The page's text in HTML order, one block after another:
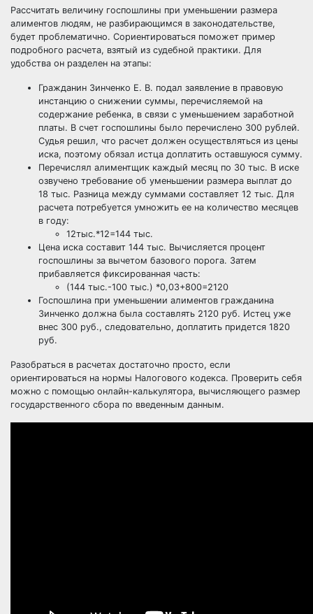
Рассчитать величину госпошлины при уменьшении размера
алиментов людям, не разбирающимся в законодательстве,
будет проблематично. Сориентироваться поможет пример
подробного расчета, взятый из судебной практики. Для
удобства он разделен на этапы:
Гражданин Зинченко Е. В. подал заявление в правовую
инстанцию о снижении суммы, перечисляемой на
содержание ребенка, в связи с уменьшением заработной
платы. В счет госпошлины было перечислено 300 рублей.
Судья решил, что расчет должен осуществляться из цены
иска, поэтому обязал истца доплатить оставшуюся сумму.
Перечислял алиментщик каждый месяц по 30 тыс. В иске
озвучено требование об уменьшении размера выплат до
18 тыс. Разница между суммами составляет 12 тыс. Для
расчета потребуется умножить ее на количество месяцев
в году:
12тыс.*12=144 тыс.
Цена иска составит 144 тыс. Вычисляется процент
госпошлины за вычетом базового порога. Затем
прибавляется фиксированная часть:
(144 тыс.-100 тыс.) *0,03+800=2120
Госпошлина при уменьшении алиментов гражданина
Зинченко должна была составлять 2120 руб. Истец уже
внес 300 руб., следовательно, доплатить придется 1820
руб.
Разобраться в расчетах достаточно просто, если
ориентироваться на нормы Налогового кодекса. Проверить себя
можно с помощью онлайн-калькулятора, вычисляющего размер
государственного сбора по введенным данным.